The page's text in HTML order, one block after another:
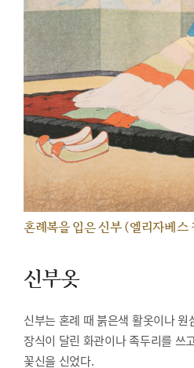
혼례복을 입은 신부 (엘리자베스
신부옷
신부는 혼례 때 붉은색 활옷이나 원
장식이 달린 화관이나 족두리를 쓰
꽃신을 신었다.